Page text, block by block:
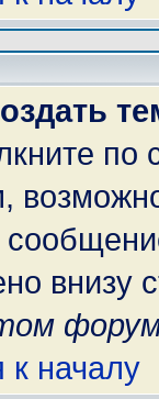
по
к началу